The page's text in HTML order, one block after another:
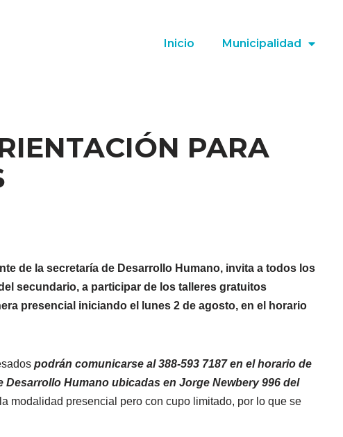
Inicio Municipalidad
PARA
de la secretaría de Desarrollo Humano, invita a todos los
secundario, a participar de los talleres gratuitos
presencial iniciando el lunes 2 de agosto, en el horario
podrán comunicarse al 388-593 7187 en el horario de
Desarrollo Humano ubicadas en Jorge Newbery 996 del
modalidad presencial pero con cupo limitado, por lo que se